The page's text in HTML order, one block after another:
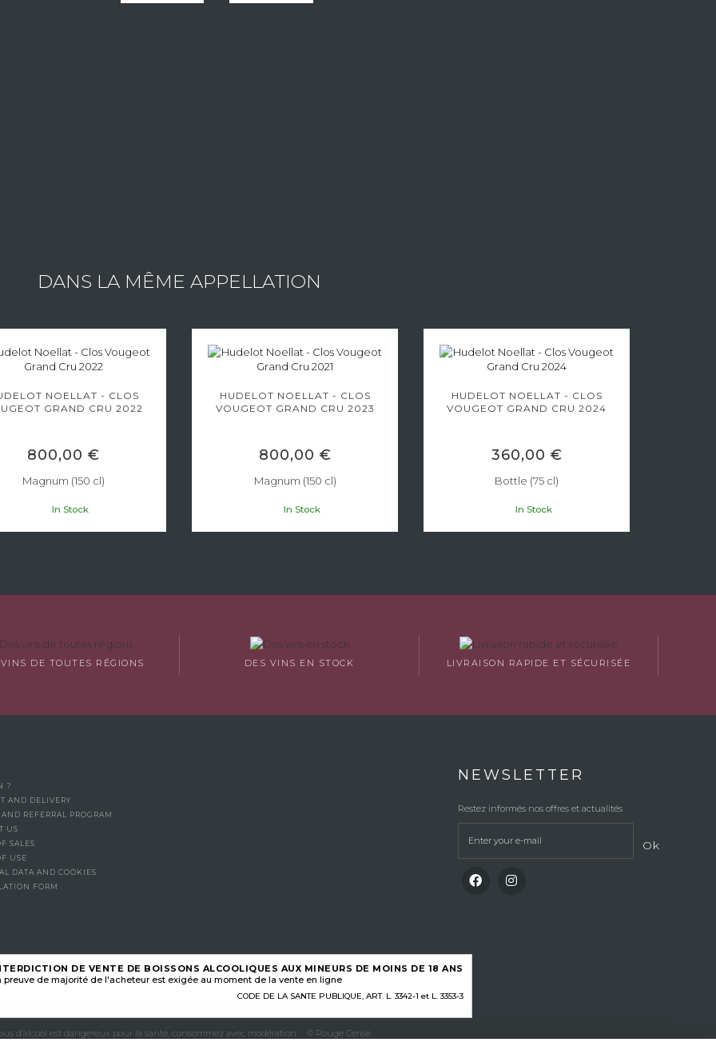
DANS LA MÊME APPELLATION
NOELLAT - CLOS
GRAND CRU 2022
800,00 €
Magnum (150 cl)
In Stock
HUDELOT NOELLAT - CLOS
VOUGEOT GRAND CRU 2023
800,00 €
Magnum (150 cl)
In Stock
HUDELOT NOELLAT - CLOS
VOUGEOT GRAND CRU 2024
360,00 €
Bottle (75 cl)
In Stock
DE TOUTES RÉGIONS DES VINS EN STOCK LIVRAISON RAPIDE ET SÉCURISÉE
?
AND DELIVERY
AND REFERRAL PROGRAM
US
SALES
USE
DATA AND COOKIES
FORM
NEWSLETTER
Restez informés nos offres et actualités
Ok
DE VENTE DE BOISSONS ALCOOLIQUES AUX MINEURS DE MOINS DE 18 ANS
preuve de majorité de l'acheteur est exigée au moment de la vente en ligne
CODE DE LA SANTE PUBLIQUE, ART. L. 3342-1 et L. 3353-3
d’alcool est dangereux pour la santé, consommez avec modération © Rouge Cerise